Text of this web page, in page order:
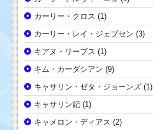
カーリー・クロス (1)
カーリー・レイ・ジェプセン (3)
キアヌ・リーブス (1)
キム・カーダシアン (9)
キャサリン・ゼタ・ジョーンズ (1)
キャサリン妃 (1)
キャメロン・ディアス (2)